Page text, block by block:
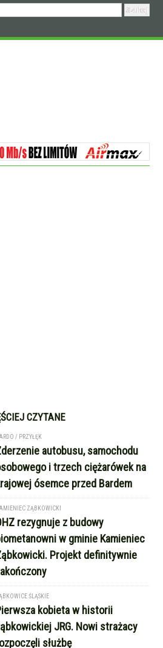
CZYTANE
/ PRZYŁĘK
autobusu, samochodu
i trzech ciężarówek na
ósemce przed Bardem
ZĄBKOWICKI
rezygnuje z budowy
w gminie Kamieniec
Projekt definitywnie
ŚLĄSKIE
kobieta w historii
JRG. Nowi strażacy
służbę